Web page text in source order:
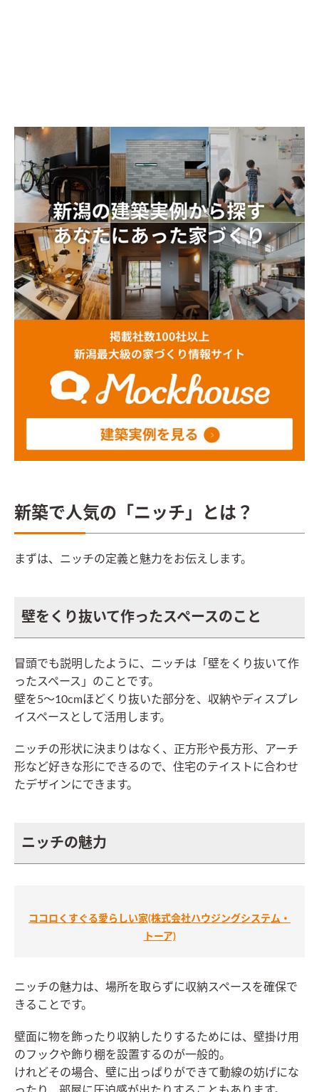
新築で人気の「ニッチ」とは？
まずは、ニッチの定義と魅力をお伝えします。
壁をくり抜いて作ったスペースのこと
冒頭でも説明したように、ニッチは「壁をくり抜いて作
ったスペース」のことです。
壁を5〜10cmほどくり抜いた部分を、収納やディスプレ
イスペースとして活用します。
ニッチの形状に決まりはなく、正方形や長方形、アーチ
形など好きな形にできるので、住宅のテイストに合わせ
たデザインにできます。
ニッチの魅力
ココロくすぐる愛らしい家(株式会社ハウジングシステム・
トーア)
ニッチの魅力は、場所を取らずに収納スペースを確保で
きることです。
壁面に物を飾ったり収納したりするためには、壁掛け用
のフックや飾り棚を設置するのが一般的。
けれどその場合、壁に出っぱりができて動線の妨げにな